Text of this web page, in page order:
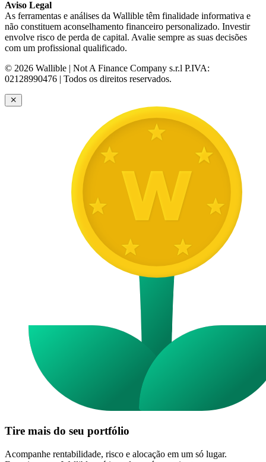
Aviso Legal
As ferramentas e análises da Wallible têm finalidade informativa e
não constituem aconselhamento financeiro personalizado. Investir
envolve risco de perda de capital. Avalie sempre as suas decisões
com um profissional qualificado.
© 2026 Wallible | Not A Finance Company s.r.l P.IVA:
02128990476 | Todos os direitos reservados.
Tire mais do seu portfólio
Acompanhe rentabilidade, risco e alocação em um só lugar.